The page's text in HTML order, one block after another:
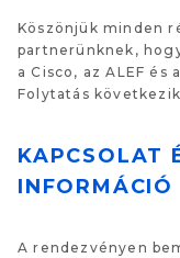
Köszönjük minden
partnerünknek,
a Cisco, az ALEF
Folytatás
KAPCSOLAT
INFORMÁCIÓ
A rendezvényen